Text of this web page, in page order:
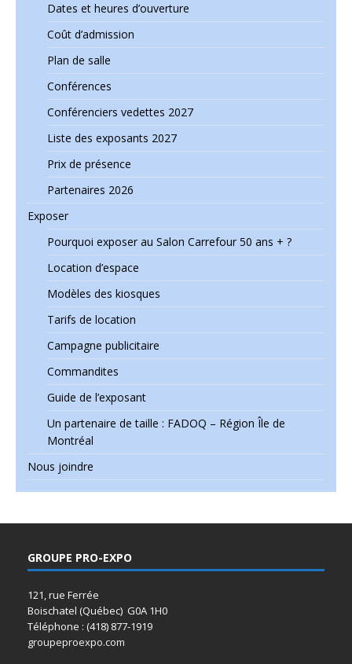
Dates et heures d’ouverture
Coût d’admission
Plan de salle
Conférences
Conférenciers vedettes 2027
Liste des exposants 2027
Prix de présence
Partenaires 2026
Exposer
Pourquoi exposer au Salon Carrefour 50 ans + ?
Location d’espace
Modèles des kiosques
Tarifs de location
Campagne publicitaire
Commandites
Guide de l’exposant
Un partenaire de taille : FADOQ – Région Île de
Montréal
Nous joindre
GROUPE PRO-EXPO
121, rue Ferrée
Boischatel (Québec) G0A 1H0
Téléphone : (418) 877-1919
groupeproexpo.com